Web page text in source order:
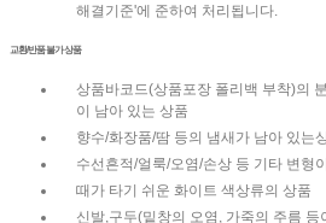
해결기준'에 준하여 처리됩니다.
교환/반품 불가 상품
상품바코드(상품포장 폴리백 부착)의
이 남아 있는 상품
향수/화장품/땀 등의 냄새가 남아 있는
수선흔적/얼룩/오염/손상 등 기타 변형
때가 타기 쉬운 화이트 색상류의 상품
신발,구두(밑창의 오염, 가죽의 주름